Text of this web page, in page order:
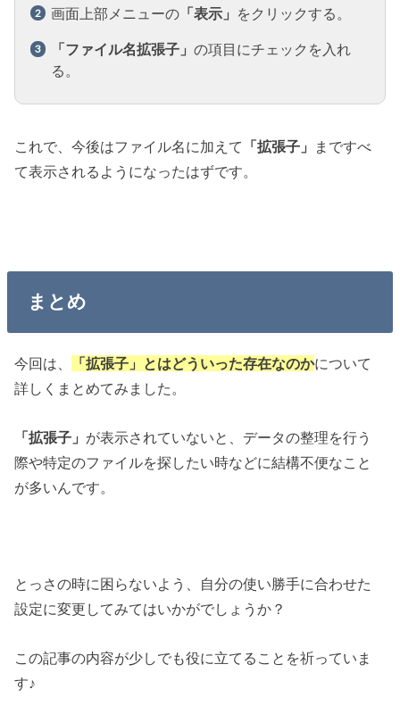
画面上部メニューの 「表示」 をクリックする。
「ファイル名拡張子」 の項目にチェックを入れ
る。
これで、今後はファイル名に加えて 「拡張子」
まですべ
て表示されるようになったはずです。
まとめ
今回は、 「拡張子」とはどういった存在なのかについて
詳しくまとめてみました。
「拡張子」 が表示されていないと、データの整理を行う
際や特定のファイルを探したい時などに結構不便なこと
が多いんです。
とっさの時に困らないよう、自分の使い勝手に合わせた
設定に変更してみてはいかがでしょうか？
この記事の内容が少しでも役に立てることを祈っていま
す♪